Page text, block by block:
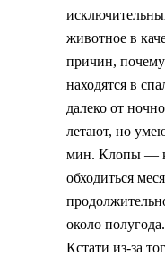
животное в
причин,
находятся в
далеко от
летают, но
мин. Клопы —
обходиться
около полугода.
Кстати из-за